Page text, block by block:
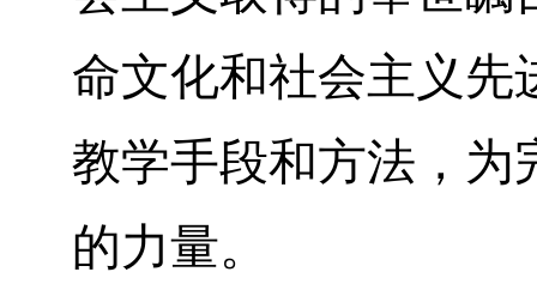
命文化和社会主义先
教学手段和方法，为
的力量。